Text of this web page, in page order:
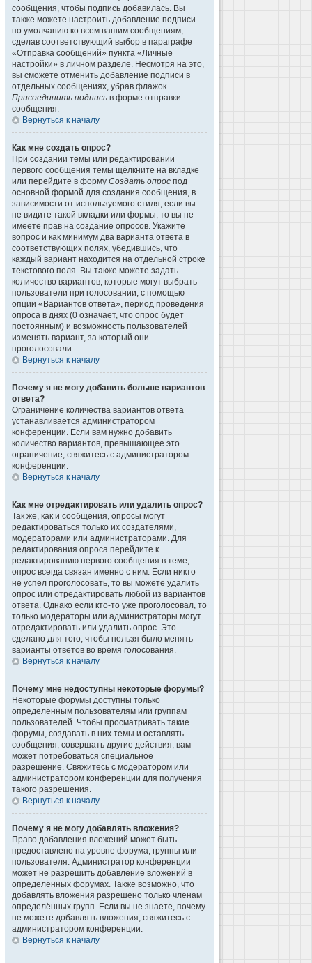
сообщения, чтобы подпись добавилась. Вы
также можете настроить добавление подписи
по умолчанию ко всем вашим сообщениям,
сделав соответствующий выбор в параграфе
«Отправка сообщений» пункта «Личные
настройки» в личном разделе. Несмотря на это,
вы сможете отменить добавление подписи в
отдельных сообщениях, убрав флажок
Присоединить подпись в форме отправки
сообщения.
Вернуться к началу
Как мне создать опрос?
При создании темы или редактировании
первого сообщения темы щёлкните на вкладке
или перейдите в форму Создать опрос под
основной формой для создания сообщения, в
зависимости от используемого стиля; если вы
не видите такой вкладки или формы, то вы не
имеете прав на создание опросов. Укажите
вопрос и как минимум два варианта ответа в
соответствующих полях, убедившись, что
каждый вариант находится на отдельной строке
текстового поля. Вы также можете задать
количество вариантов, которые могут выбрать
пользователи при голосовании, с помощью
опции «Вариантов ответа», период проведения
опроса в днях (0 означает, что опрос будет
постоянным) и возможность пользователей
изменять вариант, за который они
проголосовали.
Вернуться к началу
Почему я не могу добавить больше вариантов
ответа?
Ограничение количества вариантов ответа
устанавливается администратором
конференции. Если вам нужно добавить
количество вариантов, превышающее это
ограничение, свяжитесь с администратором
конференции.
Вернуться к началу
Как мне отредактировать или удалить опрос?
Так же, как и сообщения, опросы могут
редактироваться только их создателями,
модераторами или администраторами. Для
редактирования опроса перейдите к
редактированию первого сообщения в теме;
опрос всегда связан именно с ним. Если никто
не успел проголосовать, то вы можете удалить
опрос или отредактировать любой из вариантов
ответа. Однако если кто-то уже проголосовал, то
только модераторы или администраторы могут
отредактировать или удалить опрос. Это
сделано для того, чтобы нельзя было менять
варианты ответов во время голосования.
Вернуться к началу
Почему мне недоступны некоторые форумы?
Некоторые форумы доступны только
определённым пользователям или группам
пользователей. Чтобы просматривать такие
форумы, создавать в них темы и оставлять
сообщения, совершать другие действия, вам
может потребоваться специальное
разрешение. Свяжитесь с модератором или
администратором конференции для получения
такого разрешения.
Вернуться к началу
Почему я не могу добавлять вложения?
Право добавления вложений может быть
предоставлено на уровне форума, группы или
пользователя. Администратор конференции
может не разрешить добавление вложений в
определённых форумах. Также возможно, что
добавлять вложения разрешено только членам
определённых групп. Если вы не знаете, почему
не можете добавлять вложения, свяжитесь с
администратором конференции.
Вернуться к началу